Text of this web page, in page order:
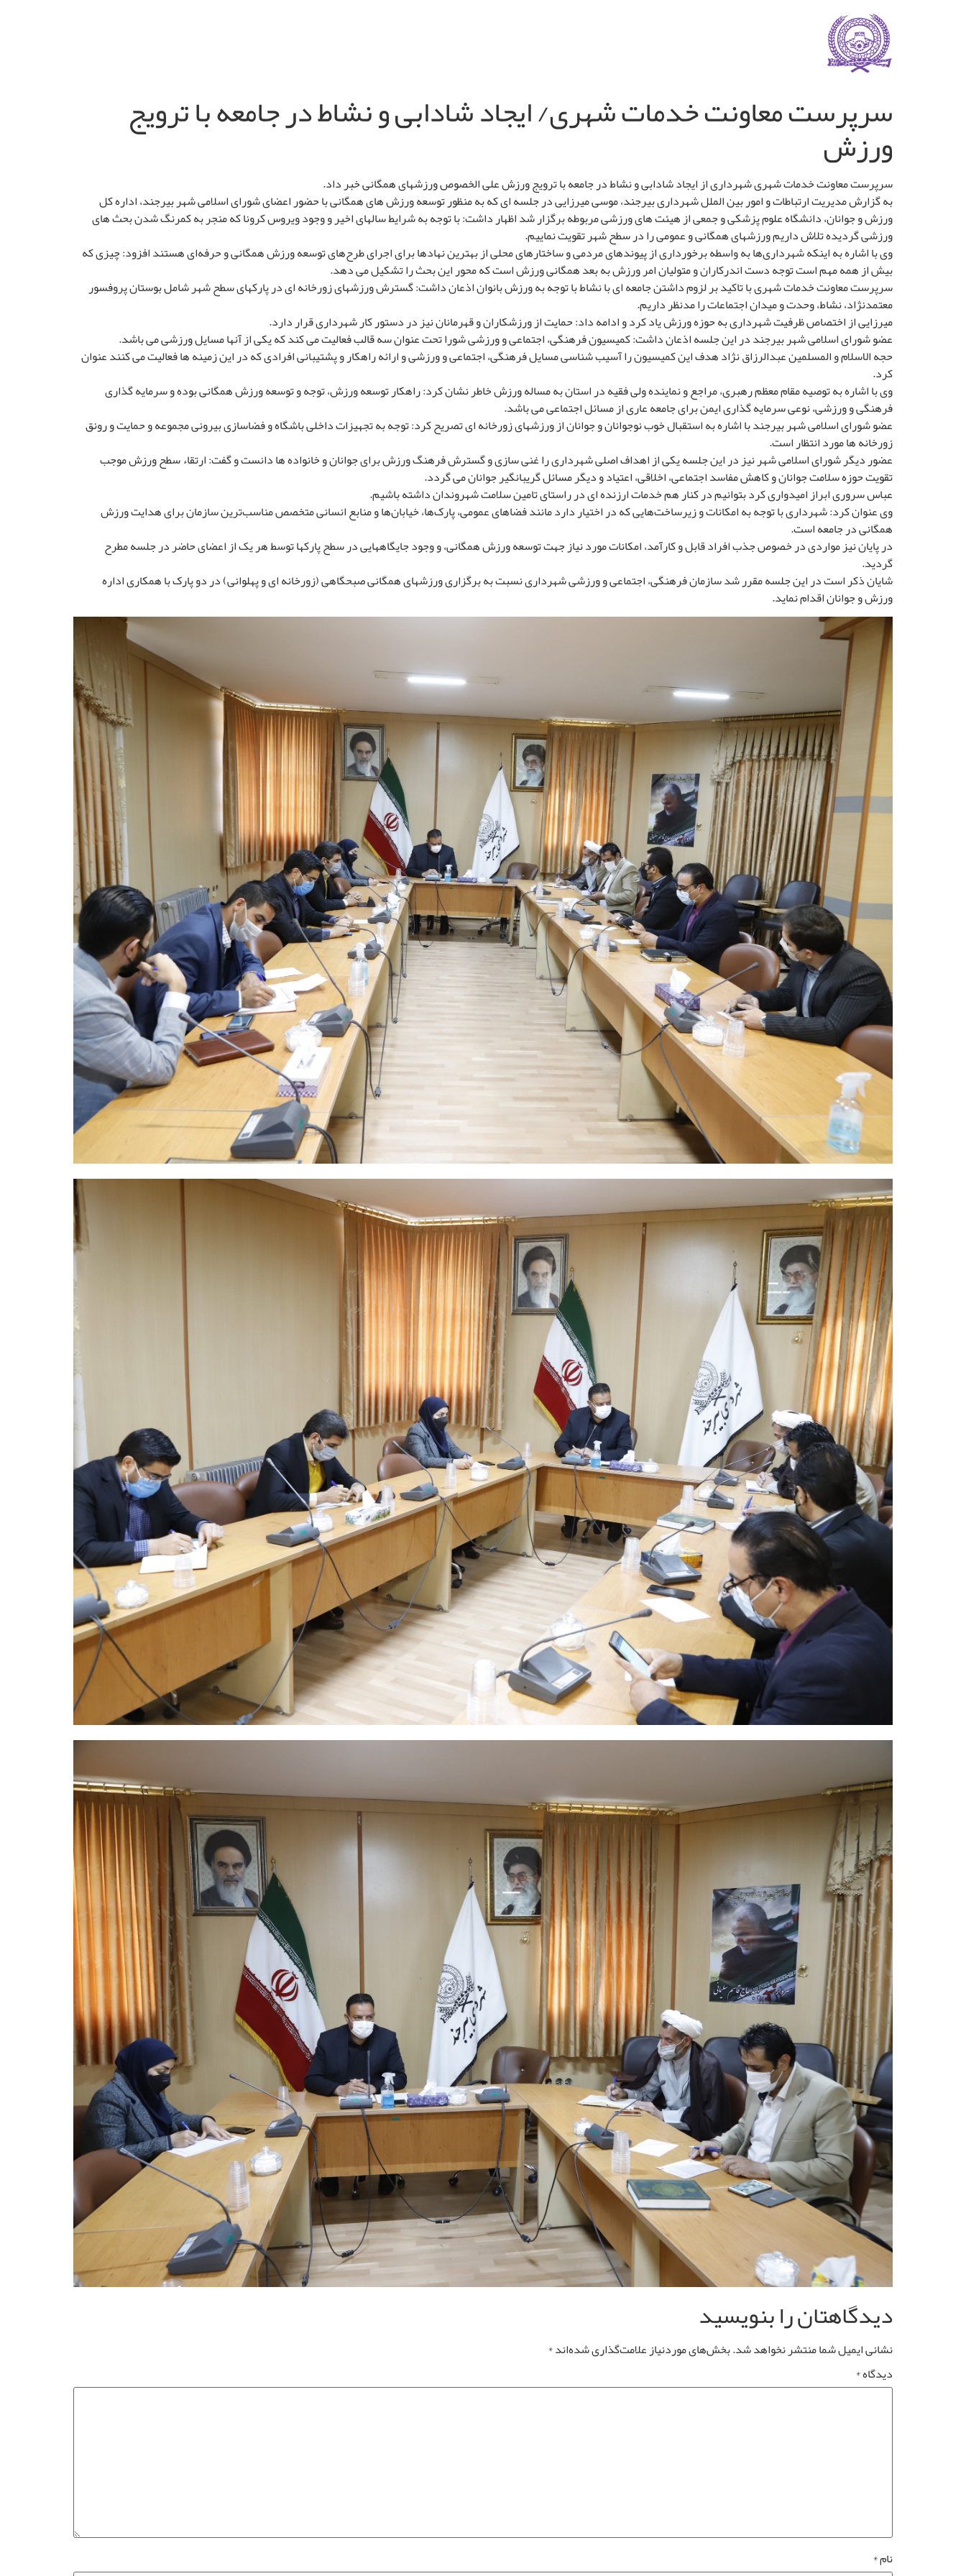
سرپرست معاونت خدمات شهری/ ایجاد شادابی و نشاط در جامعه با ترویج
ورزش
سرپرست معاونت خدمات شهری شهرداری از ایجاد شادابی و نشاط در جامعه با ترویج ورزش علی الخصوص ورزشهای همگانی خبر داد.
به گزارش مدیریت ارتباطات و امور بین الملل شهرداری بیرجند، موسی میرزایی در جلسه ای که به منظور توسعه ورزش های همگانی با حضور اعضای شورای اسلامی شهر بیرجند، اداره کل
ورزش و جوانان، دانشگاه علوم پزشکی و جمعی از هیئت های ورزشی مربوطه برگزار شد اظهار داشت: با توجه به شرایط سالهای اخیر و وجود ویروس کرونا که منجر به کمرنگ شدن بحث های
ورزشی گردیده تلاش داریم ورزشهای همگانی و عمومی را در سطح شهر تقویت نماییم.
وی با اشاره به اینکه شهرداری‌ها به واسطه برخورداری از پیوندهای مردمی و ساختارهای محلی از بهترین نهادها برای اجرای طرح‌های توسعه ورزش همگانی و حرفه‌ای هستند افزود: چیزی که
بیش از همه مهم است توجه دست اندرکاران و متولیان امر ورزش به بعد همگانی ورزش است که محور این بحث را تشکیل می دهد.
سرپرست معاونت خدمات شهری با تاکید بر لزوم داشتن جامعه ای با نشاط با توجه به ورزش بانوان اذعان داشت: گسترش ورزشهای زورخانه ای در پارکهای سطح شهر شامل بوستان پروفسور
معتمدنژاد، نشاط، وحدت و میدان اجتماعات را مدنظر داریم.
میرزایی از اختصاص ظرفیت شهرداری به حوزه ورزش یاد کرد و ادامه داد: حمایت از ورزشکاران و قهرمانان نیز در دستور کار شهرداری قرار دارد.
عضو شورای اسلامی شهر بیرجند در این جلسه اذعان داشت: کمیسیون فرهنگی، اجتماعی و ورزشی شورا تحت عنوان سه قالب فعالیت می کند که یکی از آنها مسایل ورزشی می باشد.
حجه الاسلام و المسلمین عبدالرزاق نژاد هدف این کمیسیون را آسیب شناسی مسایل فرهنگی، اجتماعی و ورزشی و ارائه راهکار و پشتیبانی افرادی که در این زمینه ها فعالیت می کنند عنوان
کرد.
وی با اشاره به توصیه مقام معظم رهبری، مراجع و نماینده ولی فقیه در استان به مساله ورزش خاطر نشان کرد: راهکار توسعه ورزش، توجه و توسعه ورزش همگانی بوده و سرمایه گذاری
فرهنگی و ورزشی، نوعی سرمایه گذاری ایمن برای جامعه عاری از مسائل اجتماعی می باشد.
عضو شورای اسلامی شهر بیرجند با اشاره به استقبال خوب نوجوانان و جوانان از ورزشهای زورخانه ای تصریح کرد: توجه به تجهیزات داخلی باشگاه و فضاسازی بیرونی مجموعه و حمایت و رونق
زورخانه ها مورد انتظار است.
عضور دیگر شورای اسلامی شهر نیز در این جلسه یکی از اهداف اصلی شهرداری را غنی سازی و گسترش فرهنگ ورزش برای جوانان و خانواده ها دانست و گفت: ارتقاء سطح ورزش موجب
تقویت حوزه سلامت جوانان و کاهش مفاسد اجتماعی، اخلاقی، اعتیاد و دیگر مسائل گریبانگیر جوانان می گردد.
عباس سروری ابراز امیدواری کرد بتوانیم در کنار هم خدمات ارزنده ای در راستای تامین سلامت شهروندان داشته باشیم.
وی عنوان کرد: شهرداری با توجه به امکانات و زیرساخت‌هایی که در اختیار دارد مانند فضاهای عمومی، پارک‌ها، خیابان‌ها و منابع انسانی متخصص مناسب‌ترین سازمان برای هدایت ورزش
همگانی در جامعه است.
در پایان نیز مواردی در خصوص جذب افراد قابل و کارآمد، امکانات مورد نیاز جهت توسعه ورزش همگانی، و وجود جایگاههایی در سطح پارکها توسط هر یک از اعضای حاضر در جلسه مطرح
گردید.
شایان ذکر است در این جلسه مقرر شد سازمان فرهنگی، اجتماعی و ورزشی شهرداری نسبت به برگزاری ورزشهای همگانی صبحگاهی (زورخانه ای و پهلوانی) در دو پارک با همکاری اداره
ورزش و جوانان اقدام نماید.
دیدگاهتان را بنویسید
نشانی ایمیل شما منتشر نخواهد شد.بخش‌های موردنیاز علامت‌گذاری شده‌اند*
دیدگاه*
نام*